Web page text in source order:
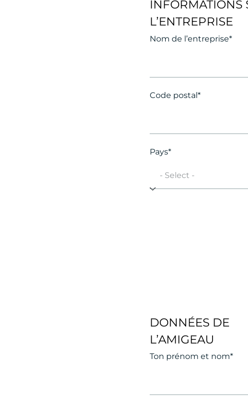
INFORMATIONS
L’ENTREPRISE
Nom de l’entreprise*
Code postal*
Pays*
DONNÉES DE
L’AMIGEAU
Ton prénom et nom*